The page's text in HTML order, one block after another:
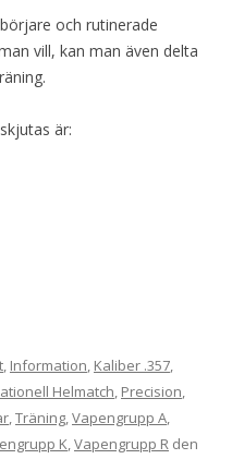
och rutinerade
vill, kan man även delta
är:
, Information, Kaliber .357,
Helmatch, Precision,
,Träning,Vapengrupp A,
K,Vapengrupp R den